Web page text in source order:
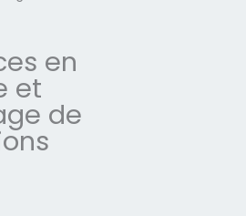
en
et
de